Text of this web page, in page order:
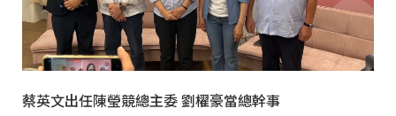
蔡英文出任陳瑩競總主委 劉櫂豪當總幹事